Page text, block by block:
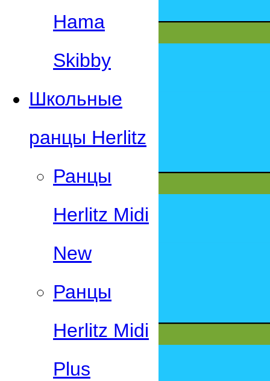
Hama
Skibby
Школьные
ранцы Herlitz
Ранцы
Herlitz Midi
New
Ранцы
Herlitz Midi
Plus